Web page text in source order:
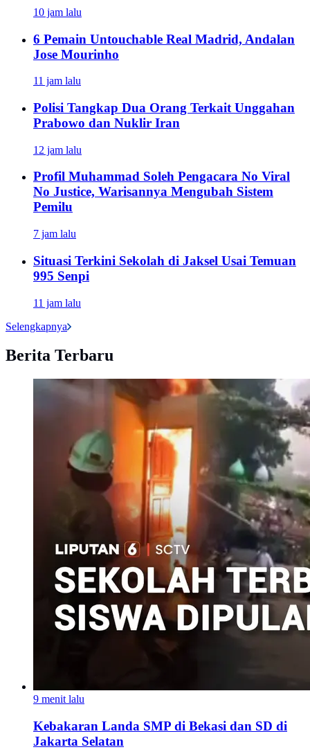
10 jam lalu
6 Pemain Untouchable Real Madrid, Andalan
Jose Mourinho
11 jam lalu
Polisi Tangkap Dua Orang Terkait Unggahan
Prabowo dan Nuklir Iran
12 jam lalu
Profil Muhammad Soleh Pengacara No Viral
No Justice, Warisannya Mengubah Sistem
Pemilu
7 jam lalu
Situasi Terkini Sekolah di Jaksel Usai Temuan
995 Senpi
11 jam lalu
Selengkapnya
Berita Terbaru
9 menit lalu
Kebakaran Landa SMP di Bekasi dan SD di
Jakarta Selatan